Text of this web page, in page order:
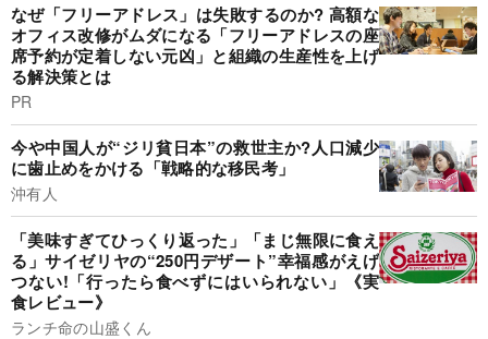
なぜ「フリーアドレス」は失敗するのか? 高額な
オフィス改修がムダになる「フリーアドレスの座
席予約が定着しない元凶」と組織の生産性を上げ
る解決策とは
PR
今や中国人が“ジリ貧日本”の救世主か?人口減少
に歯止めをかける「戦略的な移民考」
沖有人
「美味すぎてひっくり返った」「まじ無限に食え
る」サイゼリヤの“250円デザート”幸福感がえげ
つない!「行ったら食べずにはいられない」《実
食レビュー》
ランチ命の山盛くん